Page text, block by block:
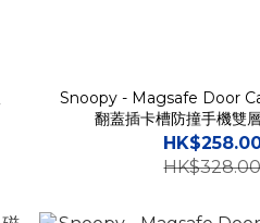
Snoopy - Magsafe Door
翻蓋插卡槽防撞手機雙